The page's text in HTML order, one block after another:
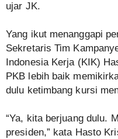
ujar JK.
Yang ikut menanggapi
Sekretaris Tim
Indonesia Kerja (KIK)
PKB lebih baik
dulu ketimbang kursi
“Ya, kita berjuang dulu.
presiden,” kata Hasto